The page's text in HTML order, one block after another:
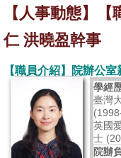
識
學
位
【人事動態】
仁 洪曉盈幹事
【職員介紹】院辦公
學經
臺灣
英國
士
院辦